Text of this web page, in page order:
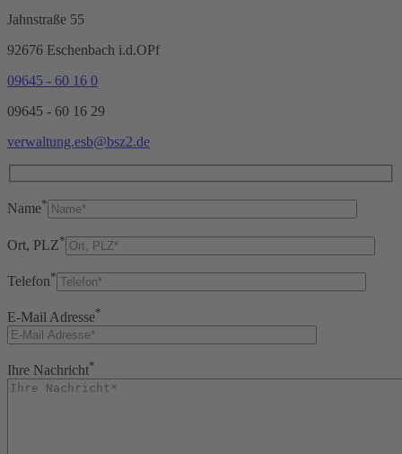
Jahnstraße 55
92676 Eschenbach i.d.OPf
09645 - 60 16 0
09645 - 60 16 29
verwaltung.esb@bsz2.de
Name*
Ort, PLZ*
Telefon*
E-Mail Adresse*
Ihre Nachricht*